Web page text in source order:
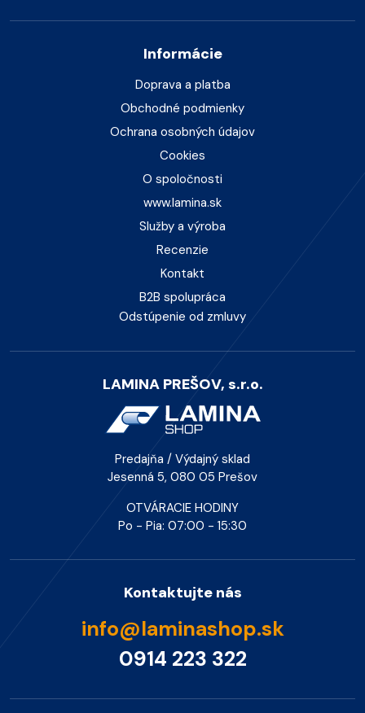
Informácie
Doprava a platba
Obchodné podmienky
Ochrana osobných údajov
Cookies
O spoločnosti
www.lamina.sk
Služby a výroba
Recenzie
Kontakt
B2B spolupráca
Odstúpenie od zmluvy
LAMINA PREŠOV, s.r.o.
Predajňa / Výdajný sklad
Jesenná 5, 080 05 Prešov
OTVÁRACIE HODINY
Po - Pia: 07:00 - 15:30
Kontaktujte nás
info@laminashop.sk
0914 223 322